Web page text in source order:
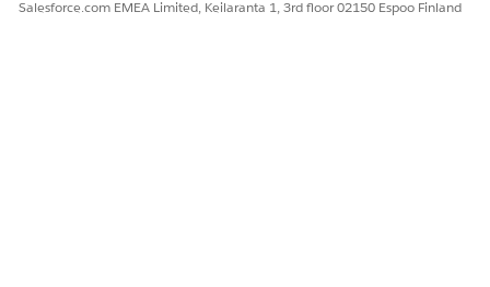
aikana. Lisätietoja organisaatiossa tuettujen
Salesforce.com EMEA Limited, Keilaranta 1, 3rd floor 02150 Espoo Finland